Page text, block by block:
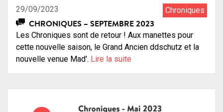
29/09/2023 Chroniques
CHRONIQUES – SEPTEMBRE 2023
Les Chroniques sont de retour ! Aux manettes pour
cette nouvelle saison, le Grand Ancien ddschutz et la
nouvelle venue Mad'. Lire la suite